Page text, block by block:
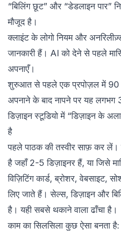
“बिलिंग छूट” और “डेडलाइन पार”
मौजूद है।
क्लाइंट के लोगो नियम और
जानकारी हैं। AI को देने से पहले
अपनाएँ।
शुरुआत से पहले एक प्रपोज़ल में 90
अपनाने के बाद नापने पर यह लगभग
डिज़ाइन स्टूडियो में “डिज़ाइन के
है
पहले पाठक की तस्वीर साफ़ कर
है जहाँ 2-5 डिज़ाइनर हैं, या जिसे
विज़िटिंग कार्ड, ब्रोशर, वेबसाइट,
लिए जाते हैं। सेल्स, डिज़ाइन और
है। यही सबसे थकाने वाला ढाँचा है।
काम का सिलसिला कुछ ऐसा बनता है: